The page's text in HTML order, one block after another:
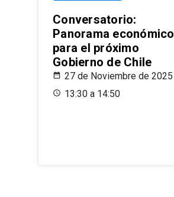
Conversatorio:
Panorama económico
para el próximo
Gobierno de Chile
27 de Noviembre de 2025
13:30 a 14:50